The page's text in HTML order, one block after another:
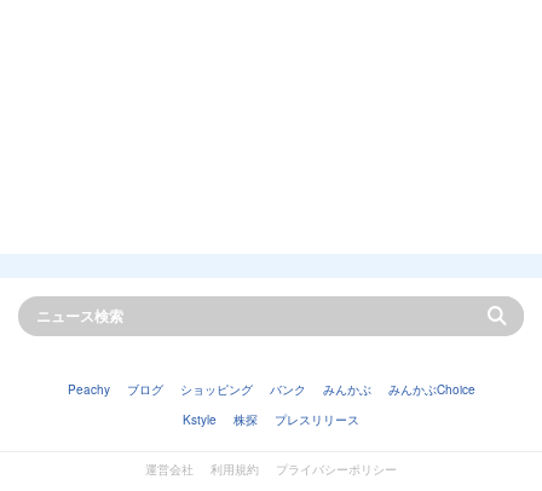
Peachy ブログ ショッピング バンク みんかぶ
みんかぶChoice
Kstyle
株探 プレスリリース
運営会社 利用規約 プライバシーポリシー